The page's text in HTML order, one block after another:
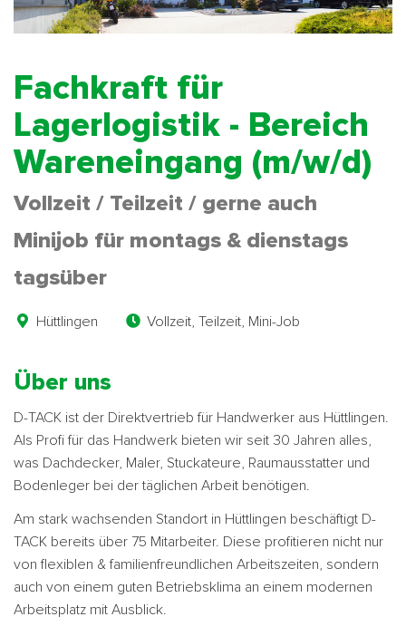
Fachkraft für
Lagerlogistik - Bereich
Wareneingang (m/w/d)
Vollzeit / Teilzeit / gerne auch
Minijob für montags & dienstags
tagsüber
Hüttlingen Vollzeit, Teilzeit, Mini-Job
Über uns
D-TACK ist der Direktvertrieb für Handwerker aus Hüttlingen.
Als Profi für das Handwerk bieten wir seit 30 Jahren alles,
was Dachdecker, Maler, Stuckateure, Raumausstatter und
Bodenleger bei der täglichen Arbeit benötigen.
Am stark wachsenden Standort in Hüttlingen beschäftigt D-
TACK bereits über 75 Mitarbeiter. Diese profitieren nicht nur
von flexiblen & familienfreundlichen Arbeitszeiten, sondern
auch von einem guten Betriebsklima an einem modernen
Arbeitsplatz mit Ausblick.